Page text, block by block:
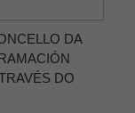
DA
DO